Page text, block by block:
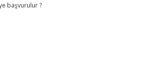
başvurulur ?